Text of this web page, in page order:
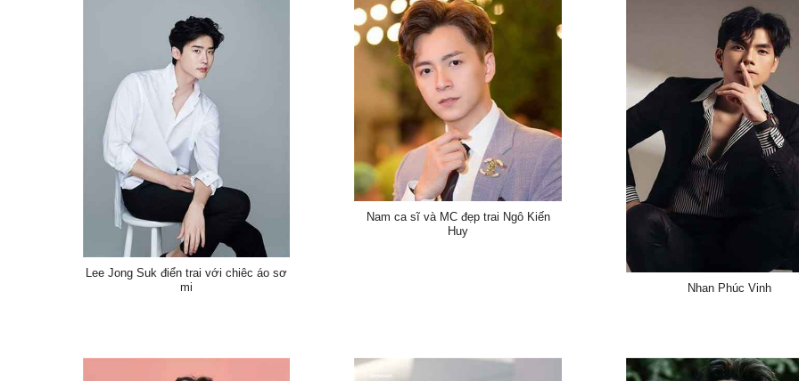
Lee Jong Suk điển trai với chiêc áo sơ
mi
Nam ca sĩ và MC đẹp trai Ngô Kiến
Huy
Nhan Phúc Vinh